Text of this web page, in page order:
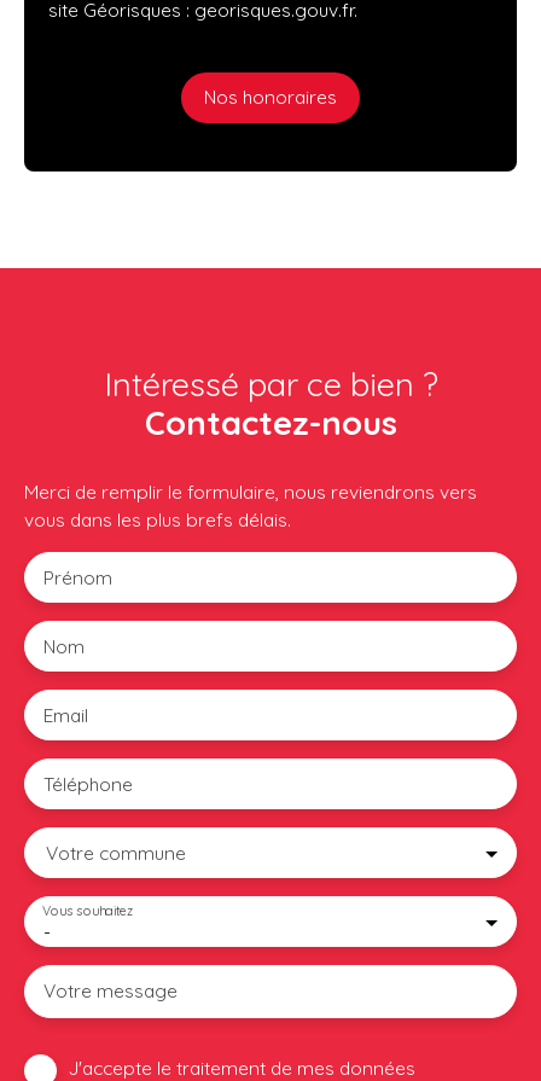
site Géorisques : georisques.gouv.fr.
Nos honoraires
Intéressé par ce bien ?
Contactez-nous
Merci de remplir le formulaire, nous reviendrons vers
vous dans les plus brefs délais.
Prénom
Nom
Email
Téléphone
Votre commune
-
Vous souhaitez
Votre message
J'accepte le traitement de mes données